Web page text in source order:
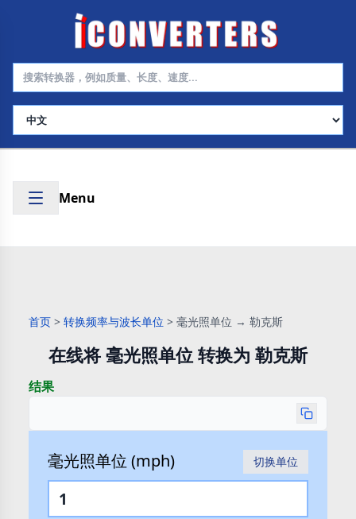
选择语言
Menu
首页 > 转换频率与波长单位 > 毫光照单位 → 勒克斯
在线将 毫光照单位 转换为 勒克斯
结果
毫光照单位 (mph) 切换单位